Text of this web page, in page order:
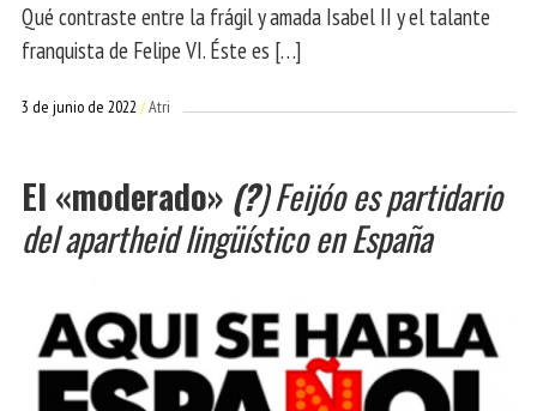
Qué contraste entre la frágil y amada Isabel II y el talante
franquista de Felipe VI. Éste es […]
3 de junio de 2022 Atri
El «moderado» (?)Feijóo es partidario
del apartheid lingüístico en España